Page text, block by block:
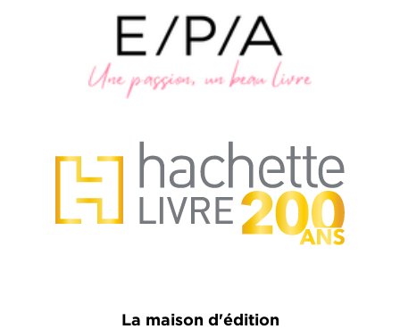
La maison d'édition